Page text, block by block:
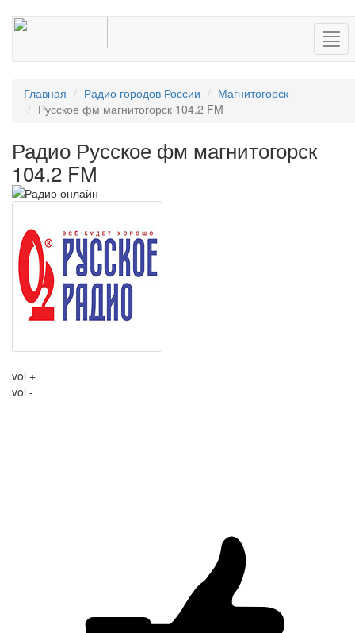
Главная Радио городов России
Магнитогорск
Русское фм магнитогорск 104.2 FM
Радио Русское фм магнитогорск
104.2 FM
vol +
vol -